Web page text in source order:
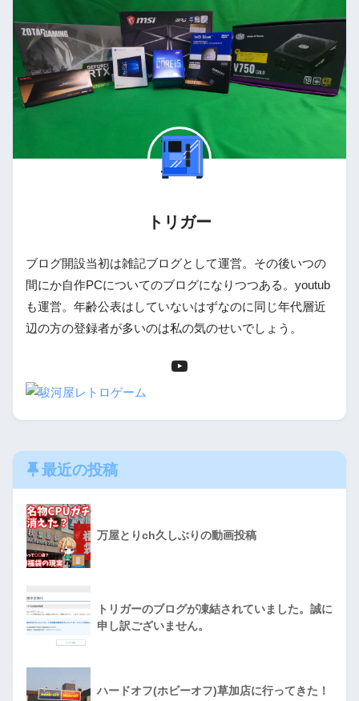
トリガー
ブログ開設当初は雑記ブログとして運営。その後いつの
間にか自作PCについてのブログになりつつある。youtub
も運営。年齢公表はしていないはずなのに同じ年代層近
辺の方の登録者が多いのは私の気のせいでしょう。
最近の投稿
万屋とりch久しぶりの動画投稿
トリガーのブログが凍結されていました。誠に
申し訳ございません。
ハードオフ(ホビーオフ)草加店に行ってきた！